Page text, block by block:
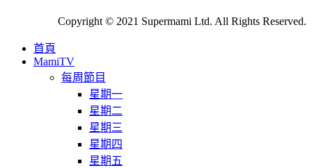
Copyright © 2021 Supermami Ltd. All Rights Reserved.
首頁
MamiTV
每周節目
星期一
星期二
星期三
星期四
星期五